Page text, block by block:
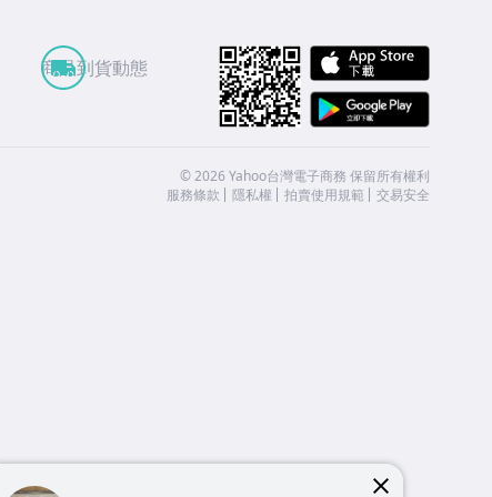
商品到貨動態
©2026 Yahoo台灣電子商務 保留所有權利
服務條款
隱私權 拍賣使用規範 交易安全